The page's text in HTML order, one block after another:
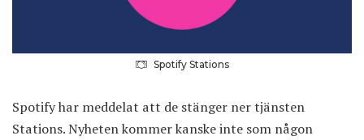
Spotify Stations
Spotify har meddelat att de stänger ner tjänsten
Stations. Nyheten kommer kanske inte som någon